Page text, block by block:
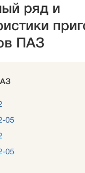
ряд и
ПАЗ
05
05